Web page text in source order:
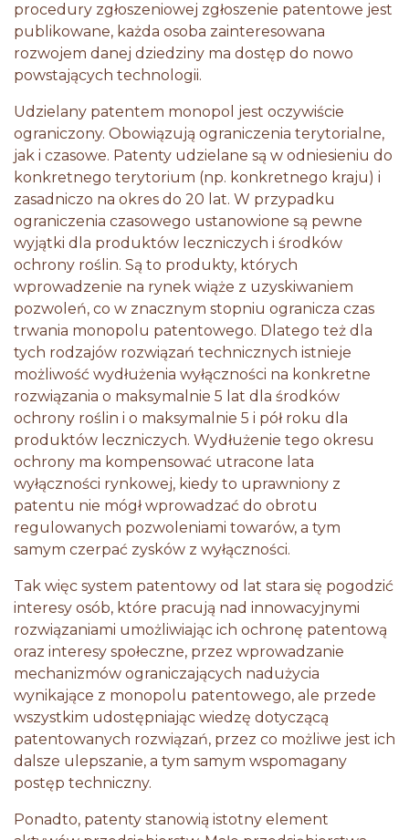
procedury zgłoszeniowej zgłoszenie patentowe jest
publikowane, każda osoba zainteresowana
rozwojem danej dziedziny ma dostęp do nowo
powstających technologii.
Udzielany patentem monopol jest oczywiście
ograniczony. Obowiązują ograniczenia terytorialne,
jak i czasowe. Patenty udzielane są w odniesieniu do
konkretnego terytorium (np. konkretnego kraju) i
zasadniczo na okres do 20 lat. W przypadku
ograniczenia czasowego ustanowione są pewne
wyjątki dla produktów leczniczych i środków
ochrony roślin. Są to produkty, których
wprowadzenie na rynek wiąże z uzyskiwaniem
pozwoleń, co w znacznym stopniu ogranicza czas
trwania monopolu patentowego. Dlatego też dla
tych rodzajów rozwiązań technicznych istnieje
możliwość wydłużenia wyłączności na konkretne
rozwiązania o maksymalnie 5 lat dla środków
ochrony roślin i o maksymalnie 5 i pół roku dla
produktów leczniczych. Wydłużenie tego okresu
ochrony ma kompensować utracone lata
wyłączności rynkowej, kiedy to uprawniony z
patentu nie mógł wprowadzać do obrotu
regulowanych pozwoleniami towarów, a tym
samym czerpać zysków z wyłączności.
Tak więc system patentowy od lat stara się pogodzić
interesy osób, które pracują nad innowacyjnymi
rozwiązaniami umożliwiając ich ochronę patentową
oraz interesy społeczne, przez wprowadzanie
mechanizmów ograniczających nadużycia
wynikające z monopolu patentowego, ale przede
wszystkim udostępniając wiedzę dotyczącą
patentowanych rozwiązań, przez co możliwe jest ich
dalsze ulepszanie, a tym samym wspomagany
postęp techniczny.
Ponadto, patenty stanowią istotny element